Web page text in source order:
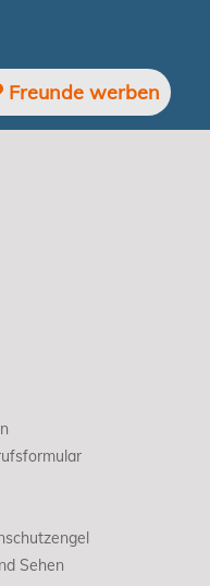
Freunde werben
Sehen